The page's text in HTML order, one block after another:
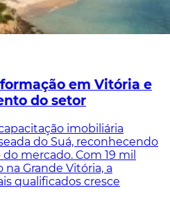
em Vitória e
do setor
imobiliária
do Suá, reconhecendo
mercado. Com 19 mil
Grande Vitória, a
qualificados cresce